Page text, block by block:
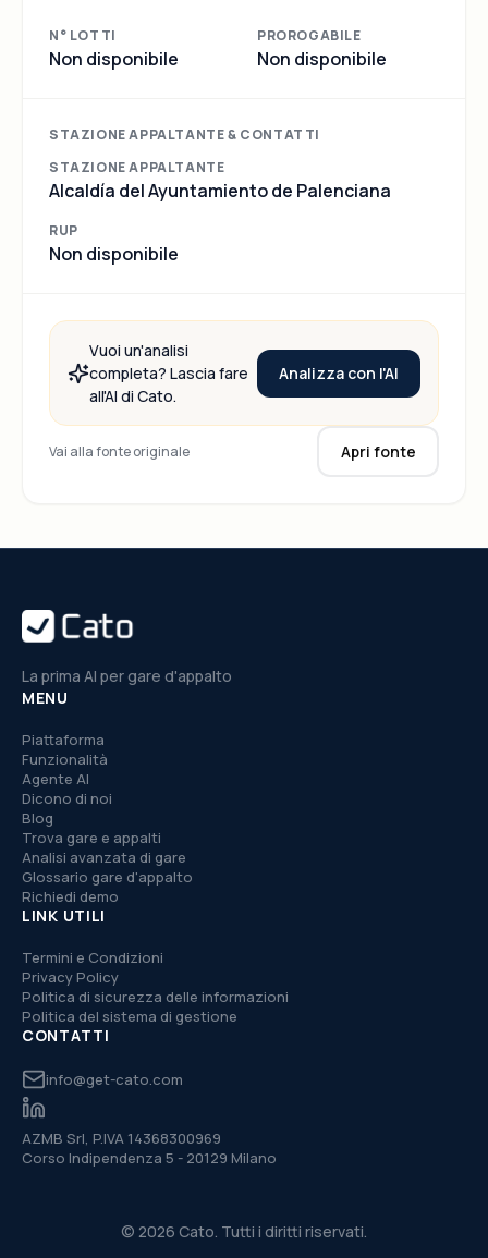
N° LOTTI
Non disponibile
PROROGABILE
Non disponibile
STAZIONE APPALTANTE & CONTATTI
STAZIONE APPALTANTE
Alcaldía del Ayuntamiento de Palenciana
RUP
Non disponibile
Vuoi un'analisi
completa? Lascia fare
all'AI di Cato.
Analizza con l'AI
Vai alla fonte originale Apri fonte
La prima AI per gare d'appalto
MENU
Piattaforma
Funzionalità
Agente AI
Dicono di noi
Blog
Trova gare e appalti
Analisi avanzata di gare
Glossario gare d'appalto
Richiedi demo
LINK UTILI
Termini e Condizioni
Privacy Policy
Politica di sicurezza delle informazioni
Politica del sistema di gestione
CONTATTI
info@get-cato.com
AZMB Srl, P.IVA 14368300969
Corso Indipendenza 5 - 20129 Milano
© 2026 Cato. Tutti i diritti riservati.